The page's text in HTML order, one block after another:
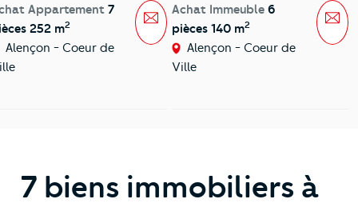
Appartement 7
252 m2
Alençon - Coeur de
Message
Achat Immeuble 6
pièces 140 m2
Alençon - Coeur de
Ville
7 biens immobiliers à